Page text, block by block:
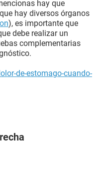
hay que
hay diversos órganos
), es importante que
debe realizar un
complementarias
de-estomago-cuando-